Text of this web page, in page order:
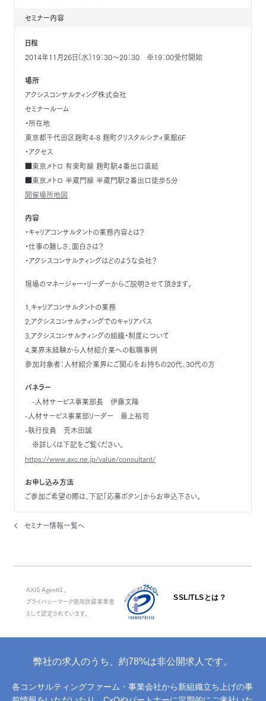
セミナー内容
日程
2014年11月26日（水）19：30～20：30 ※19：00受付開始
場所
アクシスコンサルティング株式会社
セミナールーム
・所在地
東京都千代田区麹町4-8 麹町クリスタルシティ東館6F
・アクセス
■東京メトロ 有楽町線 麹町駅４番出口直結
■東京メトロ 半蔵門線 半蔵門駅２番出口徒歩５分
開催場所地図
内容
・キャリアコンサルタントの業務内容とは？
・仕事の難しさ、面白さは？
・アクシスコンサルティングはどのような会社？
現場のマネージャー・リーダーからご説明させて頂きます。
1,キャリアコンサルタントの業務
2,アクシスコンサルティングでのキャリアパス
3,アクシスコンサルティングの組織・制度について
4,業界未経験から人材紹介業への転職事例
参加対象者：人材紹介業界にご関心をお持ちの20代、30代の方
パネラー
-人材サービス事業部長 伊藤文隆
-人材サービス事業部リーダー 最上裕司
-執行役員 荒木田誠
※詳しくは下記をご覧ください。
https://www.axc.ne.jp/value/consultant/
お申し込み方法
ご参加ご希望の際は、下記「応募ボタン」からお申込下さい。
セミナー情報一覧へ
AXIS Agentは、
プライバシーマーク使用許諾事業者
として認定されています。
SSL/TLSとは？
弊社の求人のうち、約78%は非公開求人です。
各コンサルティングファーム・事業会社から新組織立ち上げの事